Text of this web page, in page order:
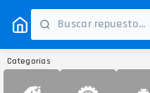
Categorías